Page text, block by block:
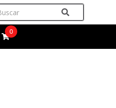
0